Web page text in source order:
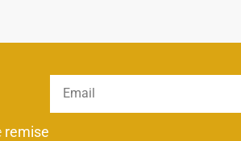
remise